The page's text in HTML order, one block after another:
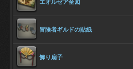
エオルゼア全図
冒険者ギルドの貼紙
飾り扇子